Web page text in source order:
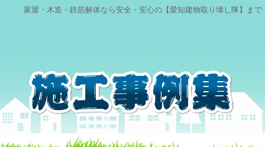
家屋・木造・鉄筋解体なら安全・安心の【愛知建物取り壊し隊】まで